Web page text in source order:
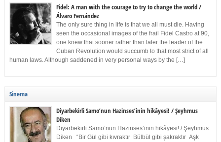
Fidel: A man with the courage to try to change the world /
Álvaro Fernández
The only sure thing in life is that we all must die. Having
seen the occasional images of the frail Fidel Castro at 90,
one knew that sooner rather than later the leader of the
Cuban Revolution would succumb to that most strict of all
human laws. Although saddened in very personal ways by the […]
Sinema
Diyarbekirli Samo’nun Hazinses’inin hikâyesi! / Şeyhmus
Diken
Diyarbekirli Samo’nun Hazinses’inin hikâyesi! / Şeyhmus
Diken “Bir Gül gibi kıvraktır Bülbül gibi şakraktır Aşk